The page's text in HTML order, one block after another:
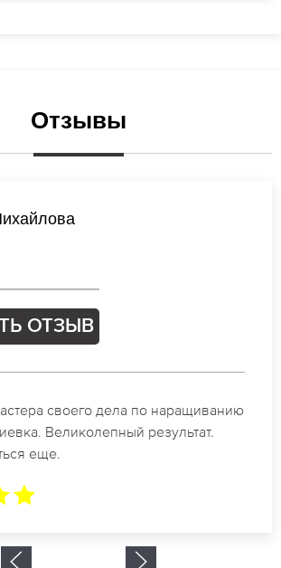
Отзывы
Соколова
ОТЗЫВ
Заказывала наращивание
для мероприятия. За 2 часа